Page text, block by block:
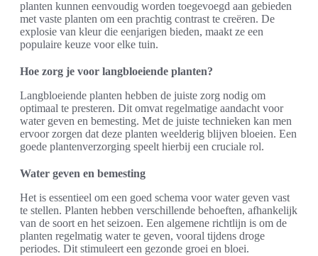
planten kunnen eenvoudig worden toegevoegd aan gebieden
met vaste planten om een prachtig contrast te creëren. De
explosie van kleur die eenjarigen bieden, maakt ze een
populaire keuze voor elke tuin.
Hoe zorg je voor langbloeiende planten?
Langbloeiende planten hebben de juiste zorg nodig om
optimaal te presteren. Dit omvat regelmatige aandacht voor
water geven en bemesting. Met de juiste technieken kan men
ervoor zorgen dat deze planten weelderig blijven bloeien. Een
goede plantenverzorging speelt hierbij een cruciale rol.
Water geven en bemesting
Het is essentieel om een goed schema voor water geven vast
te stellen. Planten hebben verschillende behoeften, afhankelijk
van de soort en het seizoen. Een algemene richtlijn is om de
planten regelmatig water te geven, vooral tijdens droge
periodes. Dit stimuleert een gezonde groei en bloei.